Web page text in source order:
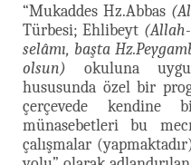
“Mukaddes Hz.Abbas
Türbesi; Ehlibeyt
selâmı, başta
olsun) okuluna
hususunda özel bir
çerçevede
münasebetleri bu
çalışmalar